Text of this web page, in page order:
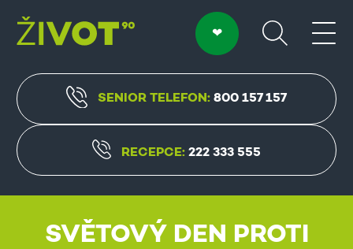
SENIOR TELEFON:800 157 157
RECEPCE:222 333 555
SVĚTOVÝ DEN PROTI